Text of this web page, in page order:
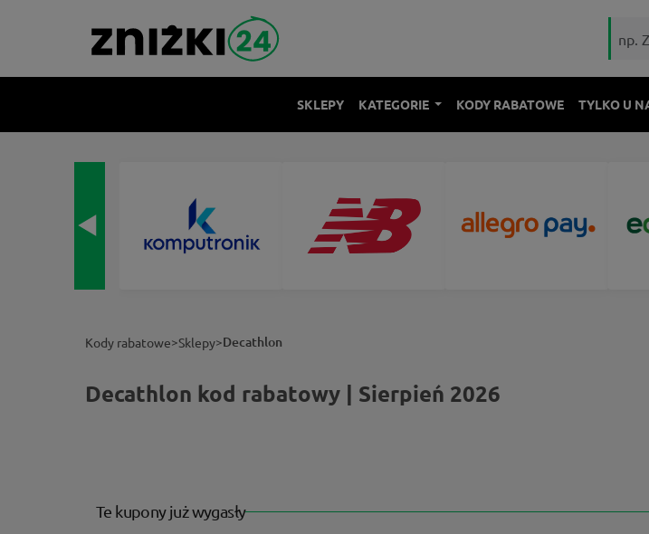
SKLEPY KATEGORIE KODY RABATOWE TYLKO U
Kody rabatowe>Sklepy>Decathlon
Decathlon kod rabatowy | Sierpień 2026
Te kupony już wygasły